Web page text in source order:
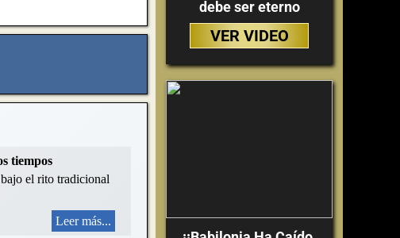
tiempos
el rito tradicional
Leer más...
debe ser eterno
VER VIDEO